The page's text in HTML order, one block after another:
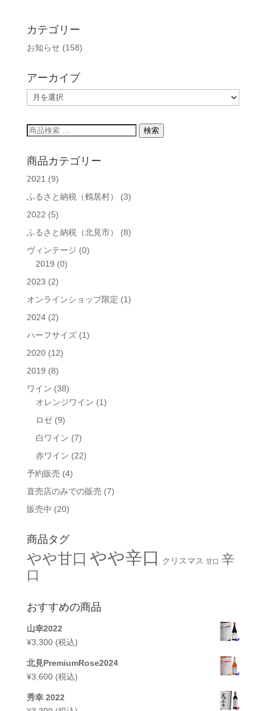
カテゴリー
お知らせ(158)
アーカイブ
ー
カ
イ
検
対
検索
商品カテゴリー
2021 (9)
ふるさと納税（鶴居村）
(3)
2022 (5)
ふるさと納税（北見市）
(8)
ヴィンテージ (0)
2019 (0)
2023 (2)
オンラインショップ限定 (1)
2024 (2)
ハーフサイズ (1)
2020 (12)
2019 (8)
ワイン (38)
オレンジワイン (1)
ロゼ (9)
白ワイン (7)
赤ワイン (22)
予約販売 (4)
直売店のみでの販売 (7)
販売中 (20)
商品タグ
やや甘口 やや辛口 クリスマス 甘口 辛
口
おすすめの商品
山幸2022
¥3,300 (税込)
北見PremiumRose2024
¥3,600 (税込)
秀幸 2022